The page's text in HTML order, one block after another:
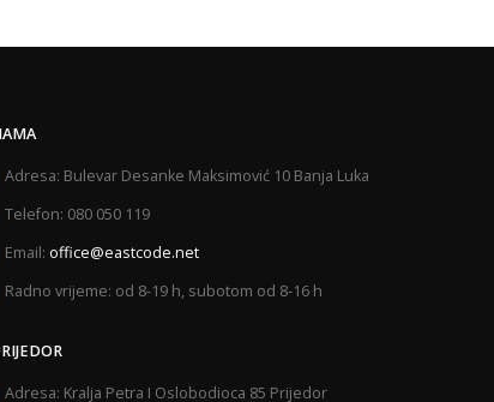
Adresa: Bulevar Desanke Maksimović 10 Banja Luka
Telefon: 080 050 119
Email: office@eastcode.net
Radno vrijeme: od 8-19 h, subotom od 8-16 h
Adresa: Kralja Petra I Oslobodioca 85 Prijedor